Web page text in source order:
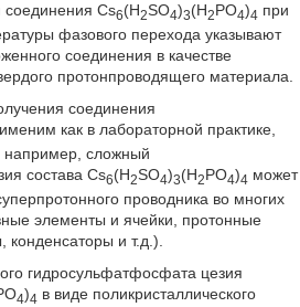
соединения Cs6(H2SO4)3(H2PO4)4 при
фазового перехода указывают
соединения в качестве
протонпроводящего материала.
соединения
как в лабораторной практике,
например, сложный
состава Cs6(H2SO4)3(H2PO4)4 может
проводника во многих
элементы и ячейки, протонные
конденсаторы и т.д.).
гидросульфатфосфата цезия
4)4 в виде поликристаллического